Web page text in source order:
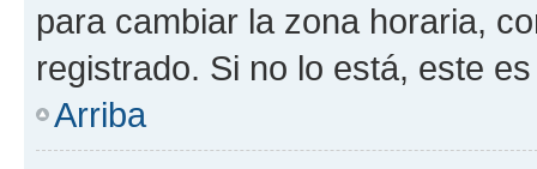
para cambiar la zona horaria,
registrado. Si no lo está, este
Arriba